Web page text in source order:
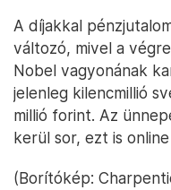
A díjakkal
változó, mivel a
Nobel vagyonának
jelenleg kilencmillió
millió forint. Az
kerül sor, ezt is
(Borítókép: